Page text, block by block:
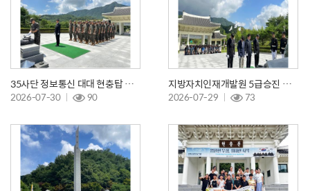
35사단 정보통신 대대 현충탑 참배
2026-07-30 90
지방자치인재개발원 5급승진 리더과정 참배
2026-07-29 73